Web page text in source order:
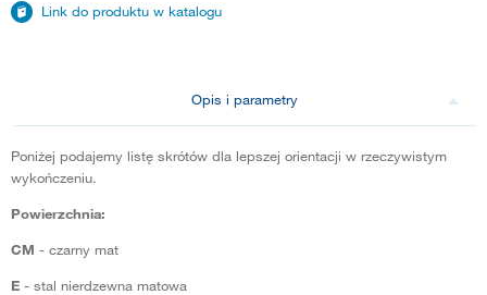
Link do produktu w katalogu
Opis i parametry
Poniżej podajemy listę skrótów dla lepszej orientacji w rzeczywistym
wykończeniu.
Powierzchnia:
CM - czarny mat
E - stal nierdzewna matowa